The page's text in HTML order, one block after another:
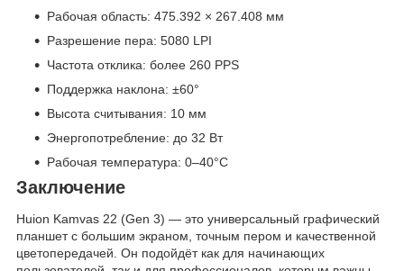
Рабочая область: 475.392 × 267.408 мм
Разрешение пера: 5080 LPI
Частота отклика: более 260 PPS
Поддержка наклона: ±60°
Высота считывания: 10 мм
Энергопотребление: до 32 Вт
Рабочая температура: 0–40°C
Заключение
Huion Kamvas 22 (Gen 3) — это универсальный графический
планшет с большим экраном, точным пером и качественной
цветопередачей. Он подойдёт как для начинающих